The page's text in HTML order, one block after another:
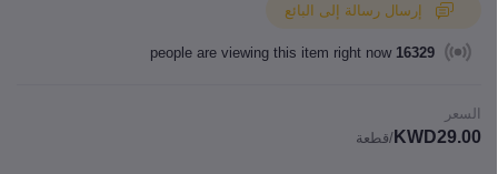
16329
السعر
KWD29.00 /قطعة